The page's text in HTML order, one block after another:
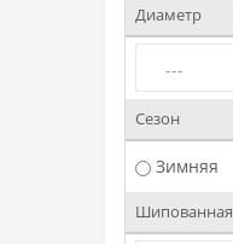
Диаметр
Сезон
Зимняя
Шипованная